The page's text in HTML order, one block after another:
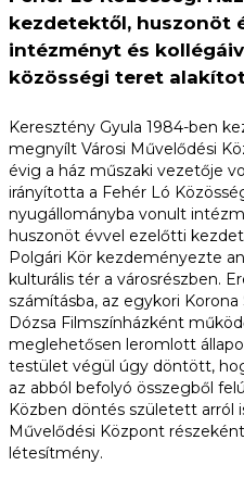
kezdetektől, huszonöt
intézményt és
közösségi teret
Keresztény Gyula 1984-ben
megnyílt Városi Művelődési
évig a ház műszaki vezetője
irányította a Fehér Ló
nyugállományba vonult
huszonöt évvel ezelőtti
Polgári Kör kezdeményezte
kulturális tér a városrészben.
számításba, az egykori
Dózsa Filmszínházként
meglehetősen leromlott
testület végül úgy döntött,
az abból befolyó összegből
Közben döntés született arról
Művelődési Központ
létesítmény.